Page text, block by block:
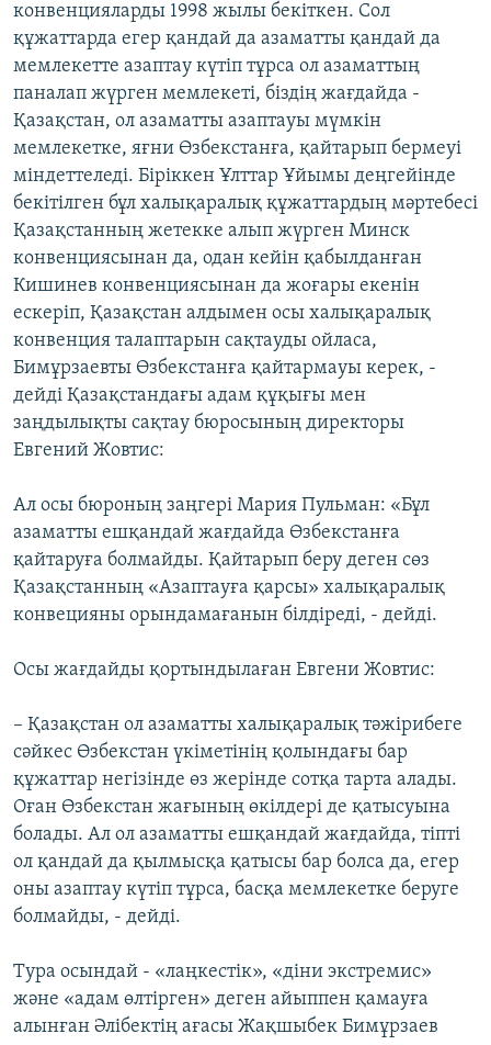
конвенцияларды 1998 жылы бекіткен. Сол
құжаттарда егер қандай да азаматты қандай да
мемлекетте азаптау күтіп тұрса ол азаматтың
паналап жүрген мемлекеті, біздің жағдайда -
Қазақстан, ол азаматты азаптауы мүмкін
мемлекетке, яғни Өзбекстанға, қайтарып бермеуі
міндеттеледі. Біріккен Ұлттар Ұйымы деңгейінде
бекітілген бұл халықаралық құжаттардың мәртебесі
Қазақстанның жетекке алып жүрген Минск
конвенциясынан да, одан кейін қабылданған
Кишинев конвенциясынан да жоғары екенін
ескеріп, Қазақстан алдымен осы халықаралық
конвенция талаптарын сақтауды ойласа,
Бимұрзаевты Өзбекстанға қайтармауы керек, -
дейді Қазақстандағы адам құқығы мен
заңдылықты сақтау бюросының директоры
Евгений Жовтис:
Ал осы бюроның заңгері Мария Пульман: «Бұл
азаматты ешқандай жағдайда Өзбекстанға
қайтаруға болмайды. Қайтарып беру деген сөз
Қазақстанның «Азаптауға қарсы» халықаралық
конвецияны орындамағанын білдіреді, - дейді.
Осы жағдайды қортындылаған Евгени Жовтис:
– Қазақстан ол азаматты халықаралық тәжірибеге
сәйкес Өзбекстан үкіметінің қолындағы бар
құжаттар негізінде өз жерінде сотқа тарта алады.
Оған Өзбекстан жағының өкілдері де қатысуына
болады. Ал ол азаматты ешқандай жағдайда, тіпті
ол қандай да қылмысқа қатысы бар болса да, егер
оны азаптау күтіп тұрса, басқа мемлекетке беруге
болмайды, - дейді.
Тура осындай - «лаңкестік», «діни экстремис»
және «адам өлтірген» деген айыппен қамауға
алынған Әлібектің ағасы Жақшыбек Бимұрзаев